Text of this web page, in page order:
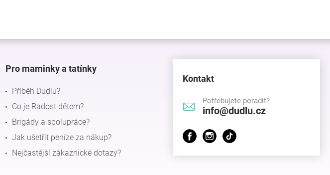
Pro maminky a tatínky
Příběh Dudlu?
Co je Radost dětem?
Brigády a spolupráce?
Jak ušetřit peníze za nákup?
Nejčastější zákaznické dotazy?
Kontakt
Potřebujete poradit?
info@dudlu.cz